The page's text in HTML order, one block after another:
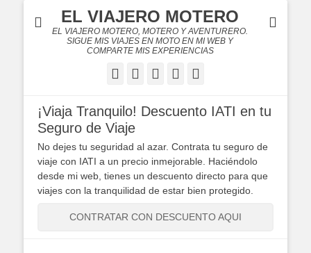
EL VIAJERO MOTERO
EL VIAJERO MOTERO, MOTERO Y AVENTURERO.
SIGUE MIS VIAJES EN MOTO EN MI WEB Y
COMPARTE MIS EXPERIENCIAS
Facebook
Twitter
FlickrYouTube
¡Viaja Tranquilo! Descuento IATI en tu
Seguro de Viaje
No dejes tu seguridad al azar. Contrata tu seguro de
viaje con IATI a un precio inmejorable. Haciéndolo
desde mi web, tienes un descuento directo para que
viajes con la tranquilidad de estar bien protegido.
CONTRATAR CON DESCUENTO AQUI